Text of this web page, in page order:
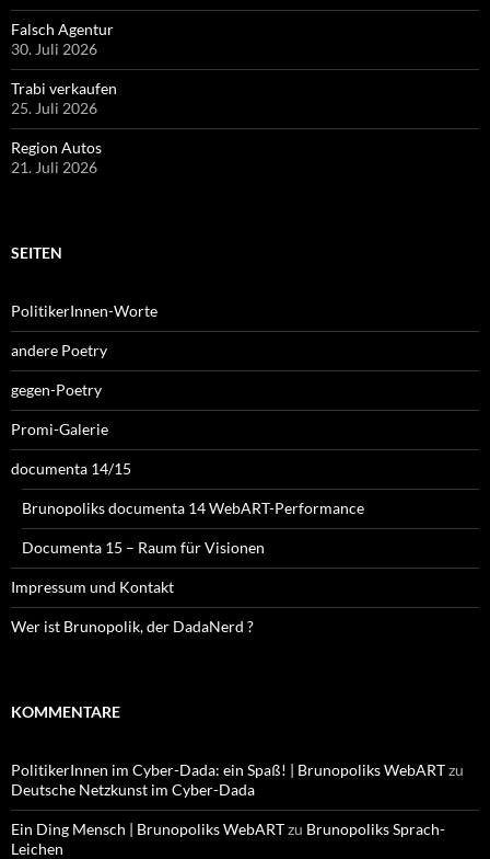
Falsch Agentur
30. Juli 2026
Trabi verkaufen
25. Juli 2026
Region Autos
21. Juli 2026
SEITEN
PolitikerInnen-Worte
andere Poetry
gegen-Poetry
Promi-Galerie
documenta 14/15
Brunopoliks documenta 14 WebART-Performance
Documenta 15 – Raum für Visionen
Impressum und Kontakt
Wer ist Brunopolik, der DadaNerd ?
KOMMENTARE
PolitikerInnen im Cyber-Dada: ein Spaß! | Brunopoliks WebARTzu
Deutsche Netzkunst im Cyber-Dada
Ein Ding Mensch | Brunopoliks WebARTzu Brunopoliks Sprach-
Leichen